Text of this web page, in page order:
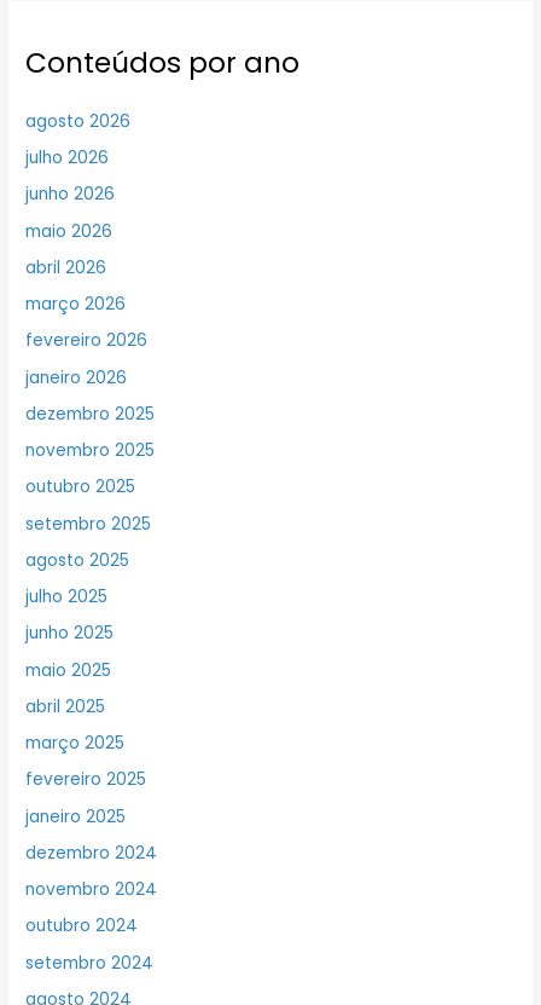
Conteúdos por ano
agosto 2026
julho 2026
junho 2026
maio 2026
abril 2026
março 2026
fevereiro 2026
janeiro 2026
dezembro 2025
novembro 2025
outubro 2025
setembro 2025
agosto 2025
julho 2025
junho 2025
maio 2025
abril 2025
março 2025
fevereiro 2025
janeiro 2025
dezembro 2024
novembro 2024
outubro 2024
setembro 2024
agosto 2024